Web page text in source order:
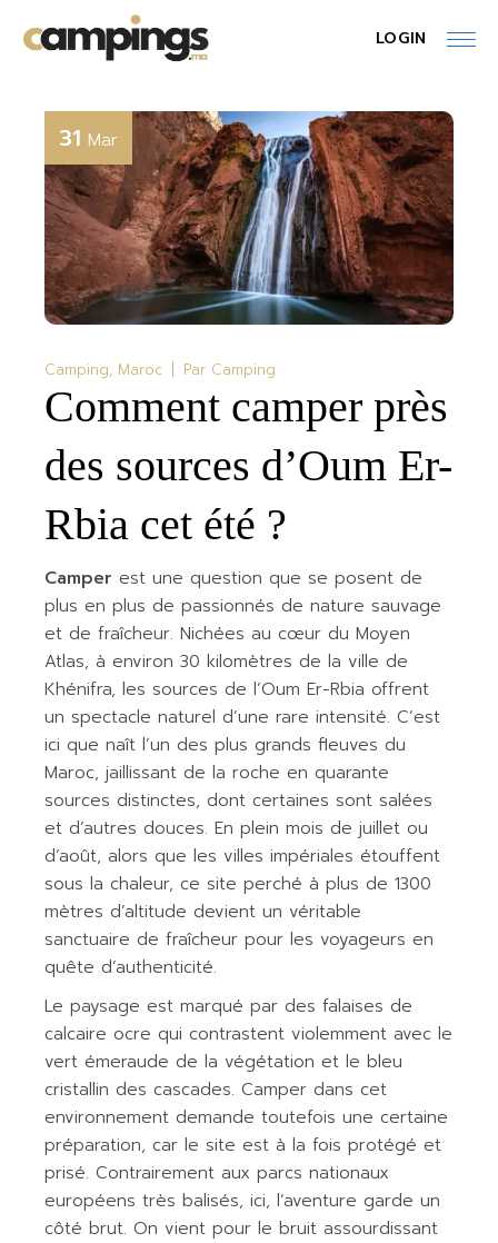
the
content
LOGIN
31 Mar
Camping Maroc Par Camping
Comment camper près
des sources d’Oum Er-
Rbia cet été ?
Camper est une question que se posent de
plus en plus de passionnés de nature sauvage
et de fraîcheur. Nichées au cœur du Moyen
Atlas, à environ 30 kilomètres de la ville de
Khénifra, les sources de l’Oum Er-Rbia offrent
un spectacle naturel d’une rare intensité. C’est
ici que naît l’un des plus grands fleuves du
Maroc, jaillissant de la roche en quarante
sources distinctes, dont certaines sont salées
et d’autres douces. En plein mois de juillet ou
d’août, alors que les villes impériales étouffent
sous la chaleur, ce site perché à plus de 1300
mètres d’altitude devient un véritable
sanctuaire de fraîcheur pour les voyageurs en
quête d’authenticité.
Le paysage est marqué par des falaises de
calcaire ocre qui contrastent violemment avec le
vert émeraude de la végétation et le bleu
cristallin des cascades. Camper dans cet
environnement demande toutefois une certaine
préparation, car le site est à la fois protégé et
prisé. Contrairement aux parcs nationaux
européens très balisés, ici, l’aventure garde un
côté brut. On vient pour le bruit assourdissant